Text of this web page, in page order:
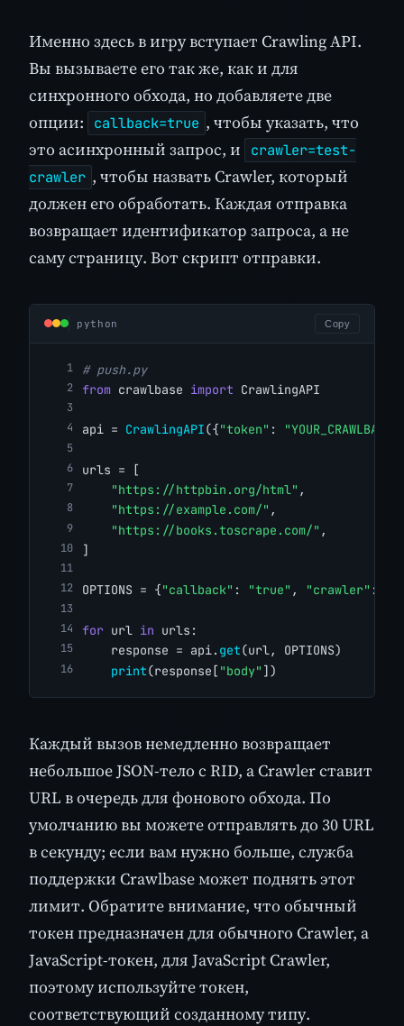
Именно здесь в игру вступает Crawling API.
Вы вызываете его так же, как и для
синхронного обхода, но добавляете две
опции:
callback=true , чтобы указать, что
это асинхронный запрос, и
crawler=test-
crawler , чтобы назвать Crawler, который
должен его обработать. Каждая отправка
возвращает идентификатор запроса, а не
саму страницу. Вот скрипт отправки.
python Copy
# push.py
from crawlbase import CrawlingAPI
api = CrawlingAPI({"token" :
urls = [
"https://httpbin.org/html" ,
"https://example.com/" ,
"https://books.toscrape.com/" ,
]
OPTIONS = {"callback" : "true" , "crawler" :
for url in urls:
    response = api.
get(url, OPTIONS)
print(response[ "body" ])
Каждый вызов немедленно возвращает
небольшое JSON-тело с RID, а Crawler ставит
URL в очередь для фонового обхода. По
умолчанию вы можете отправлять до 30 URL
в секунду; если вам нужно больше, служба
поддержки Crawlbase может поднять этот
лимит. Обратите внимание, что обычный
токен предназначен для обычного Crawler, а
JavaScript-токен, для JavaScript Crawler,
поэтому используйте токен,
соответствующий созданному типу.